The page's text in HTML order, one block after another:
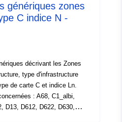
du 24 mars 2006. Il s’agit
pour l’année
les zones où les valeurs
6h). Agrégation
MIZOGEO mis à disposition
génériques zones
C indice N -
décrivant les Zones
type d'infrastructure
de carte C et indice Ln.
: A68, C1_albi,
D13, D612, D622, D630,